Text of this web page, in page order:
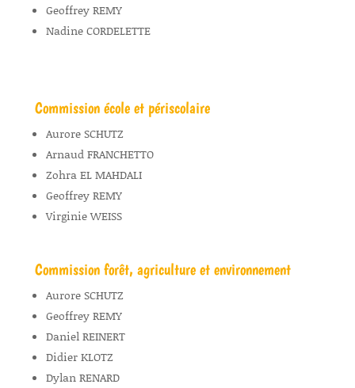
Geoffrey REMY
Nadine CORDELETTE
Commission école et périscolaire
Aurore SCHUTZ
Arnaud FRANCHETTO
Zohra EL MAHDALI
Geoffrey REMY
Virginie WEISS
Commission forêt, agriculture et environnement
Aurore SCHUTZ
Geoffrey REMY
Daniel REINERT
Didier KLOTZ
Dylan RENARD